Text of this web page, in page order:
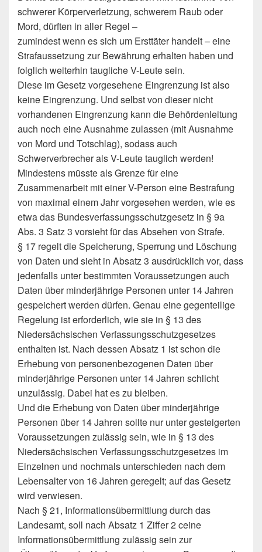
schwerer Körperverletzung, schwerem Raub oder
Mord, dürften in aller Regel –
zumindest wenn es sich um Ersttäter handelt – eine
Strafaussetzung zur Bewährung erhalten haben und
folglich weiterhin taugliche V-Leute sein.
Diese im Gesetz vorgesehene Eingrenzung ist also
keine Eingrenzung. Und selbst von dieser nicht
vorhandenen Eingrenzung kann die Behördenleitung
auch noch eine Ausnahme zulassen (mit Ausnahme
von Mord und Totschlag), sodass auch
Schwerverbrecher als V-Leute tauglich werden!
Mindestens müsste als Grenze für eine
Zusammenarbeit mit einer V-Person eine Bestrafung
von maximal einem Jahr vorgesehen werden, wie es
etwa das Bundesverfassungsschutzgesetz in § 9a
Abs. 3 Satz 3 vorsieht für das Absehen von Strafe.
§ 17 regelt die Speicherung, Sperrung und Löschung
von Daten und sieht in Absatz 3 ausdrücklich vor, dass
jedenfalls unter bestimmten Voraussetzungen auch
Daten über minderjährige Personen unter 14 Jahren
gespeichert werden dürfen. Genau eine gegenteilige
Regelung ist erforderlich, wie sie in § 13 des
Niedersächsischen Verfassungsschutzgesetzes
enthalten ist. Nach dessen Absatz 1 ist schon die
Erhebung von personenbezogenen Daten über
minderjährige Personen unter 14 Jahren schlicht
unzulässig. Dabei hat es zu bleiben.
Und die Erhebung von Daten über minderjährige
Personen über 14 Jahren sollte nur unter gesteigerten
Voraussetzungen zulässig sein, wie in § 13 des
Niedersächsischen Verfassungsschutzgesetzes im
Einzelnen und nochmals unterschieden nach dem
Lebensalter von 16 Jahren geregelt; auf das Gesetz
wird verwiesen.
Nach § 21, Informationsübermittlung durch das
Landesamt, soll nach Absatz 1 Ziffer 2 ceine
Informationsübermittlung zulässig sein zur